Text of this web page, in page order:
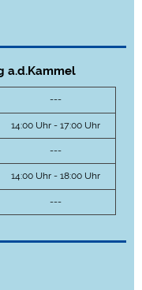
a.d.Kammel
---
14:00 Uhr - 17:00 Uhr
---
14:00 Uhr - 18:00 Uhr
---